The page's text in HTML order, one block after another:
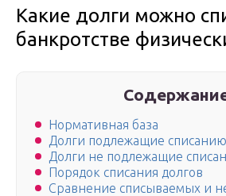
Какие долги можно
банкротстве
Нормативная база
Долги подлежащие списанию
Долги не подлежащие
Порядок списания долгов
Сравнение списываемых и